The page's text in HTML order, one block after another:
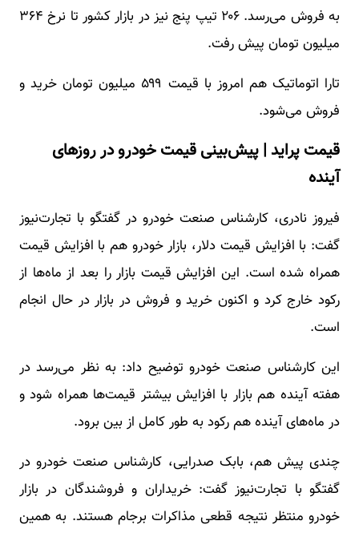
به فروش می‌رسد. ۲۰۶ تیپ پنج نیز در بازار کشور تا نرخ ۳۶۴
میلیون تومان پیش رفت.
تارا اتوماتیک هم امروز با قیمت ۵۹۹ میلیون تومان خرید و
فروش می‌شود.
قیمت پراید | پیش‌بینی قیمت خودرو در روزهای
آینده
فیروز نادری، کارشناس صنعت خودرو در گفتگو با تجارت‌نیوز
گفت: با افزایش قیمت دلار، بازار خودرو هم با افزایش قیمت
همراه شده است. این افزایش قیمت بازار را بعد از ماه‌ها از
رکود خارج کرد و اکنون خرید و فروش در بازار در حال انجام
است.
این کارشناس صنعت خودرو توضیح داد: به نظر می‌رسد در
هفته آینده هم بازار با افزایش بیشتر قیمت‌ها همراه شود و
در ماه‌های آینده هم رکود به طور کامل از بین برود.
چندی پیش هم، بابک صدرایی، کارشناس صنعت خودرو در
گفتگو با تجارت‌نیوز گفت: خریداران و فروشندگان در بازار
خودرو منتظر نتیجه قطعی مذاکرات برجام هستند. به همین